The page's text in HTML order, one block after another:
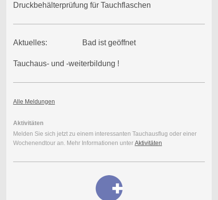
Druckbehälterprüfung für Tauchflaschen
Aktuelles: Bad ist geöffnet
Tauchaus- und -weiterbildung !
Alle Meldungen
Aktivitäten
Melden Sie sich jetzt zu einem interessanten Tauchausflug oder einer
Wochenendtour an. Mehr Informationen unter Aktivitäten